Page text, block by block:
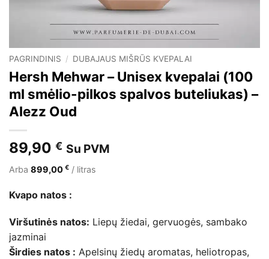
PAGRINDINIS / DUBAJAUS MIŠRŪS KVEPALAI
Hersh Mehwar – Unisex kvepalai (100
ml smėlio-pilkos spalvos buteliukas) –
Alezz Oud
89,90 € Su PVM
Arba 899,00 € / litras
Kvapo natos :
Viršutinės natos: Liepų žiedai, gervuogės, sambako
jazminai
Širdies natos : Apelsinų žiedų aromatas, heliotropas,